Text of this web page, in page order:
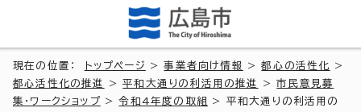
現在の位置： トップページ >事業者向け情報 >都心の活性化
>
都心活性化の推進
>平和大通りの利活用の推進 >市民意見募
集・ワークショップ >令和4年度の取組
> 平和大通りの利活用の